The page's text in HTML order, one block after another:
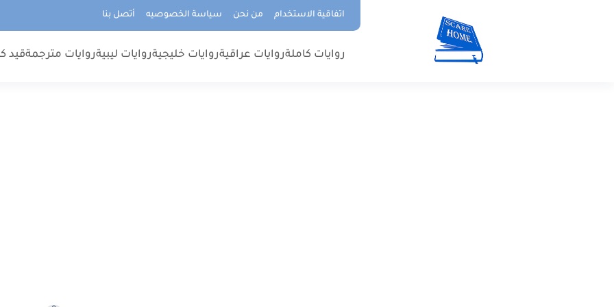
اتفاقية الاستخدام من نحن سياسة الخصوصيه أتصل بنا
روايات كاملةروايات عراقيةروايات خليجيةروايات ليبيةروايات مترجمةقيد